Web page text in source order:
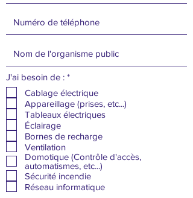
J'ai besoin de : *O
l
i
g
a
o
r
e
Cablage électrique
Appareillage (prises, etc...)
Tableaux électriques
Éclairage
Bornes de recharge
Ventilation
Domotique (Contrôle d'accès,
automatismes, etc...)
Sécurité incendie
Réseau informatique